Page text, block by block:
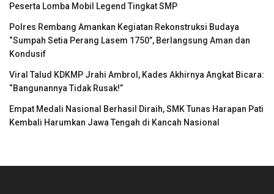
Peserta Lomba Mobil Legend Tingkat SMP
Polres Rembang Amankan Kegiatan Rekonstruksi Budaya
“Sumpah Setia Perang Lasem 1750”, Berlangsung Aman dan
Kondusif
Viral Talud KDKMP Jrahi Ambrol, Kades Akhirnya Angkat Bicara:
“Bangunannya Tidak Rusak!”
Empat Medali Nasional Berhasil Diraih, SMK Tunas Harapan Pati
Kembali Harumkan Jawa Tengah di Kancah Nasional